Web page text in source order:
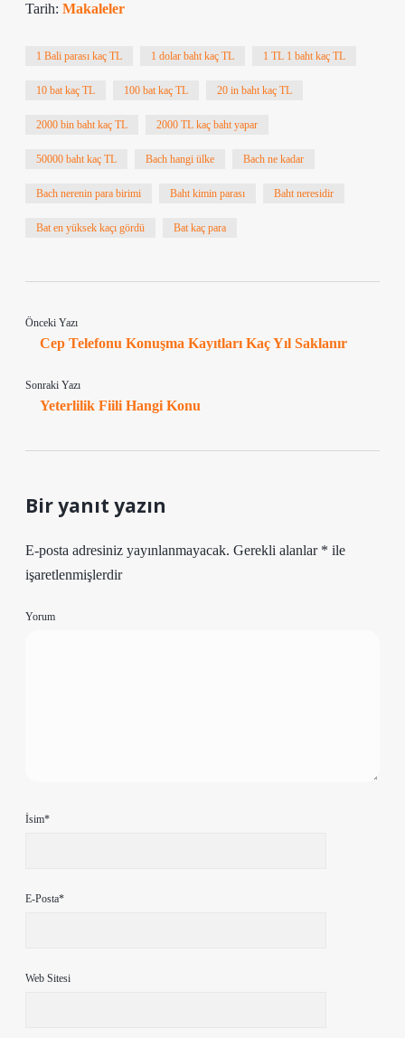
Tarih: Makaleler
1 Bali parası kaç TL 1 dolar baht kaç TL 1 TL 1 baht kaç TL
10 bat kaç TL 100 bat kaç TL 20 in baht kaç TL
2000 bin baht kaç TL 2000 TL kaç baht yapar
50000 baht kaç TL Bach hangi ülke Bach ne kadar
Bach nerenin para birimi Baht kimin parası Baht neresidir
Bat en yüksek kaçı gördü Bat kaç para
Önceki Yazı
Cep Telefonu Konuşma Kayıtları Kaç Yıl Saklanır
Sonraki Yazı
Yeterlilik Fiili Hangi Konu
Bir yanıt yazın
E-posta adresiniz yayınlanmayacak. Gerekli alanlar * ile
işaretlenmişlerdir
Yorum
İsim*
E-Posta*
Web Sitesi